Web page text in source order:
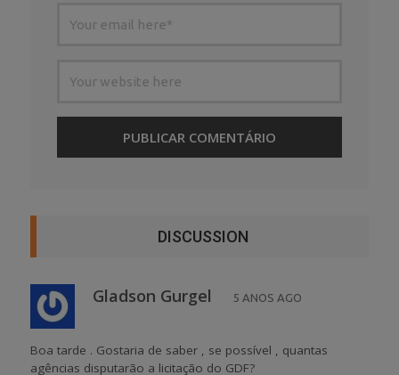
DISCUSSION
Gladson Gurgel 5 ANOS AGO
Boa tarde . Gostaria de saber , se possível , quantas
agências disputarão a licitação do GDF?